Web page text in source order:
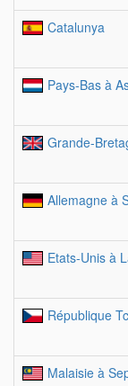
Catalunya
Pays-Bas à
Grande-
Allemagne à
Etats-Unis à
République
Malaisie à